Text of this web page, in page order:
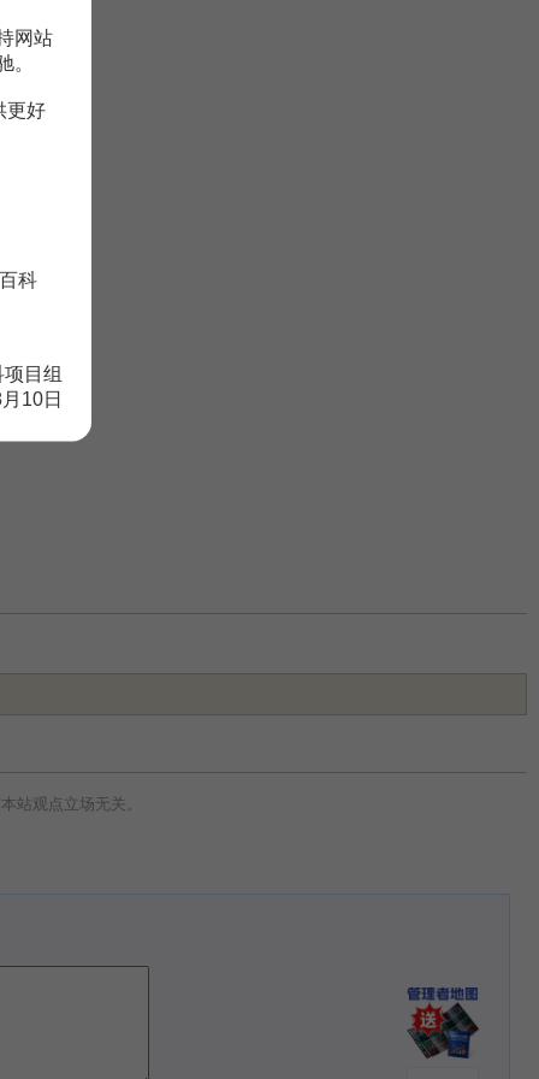
站观点立场无关。
网站
。
更好
科
目组
10日